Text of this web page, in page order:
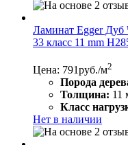
Ламинат Egger Дуб
33 класс 11 mm
Цена: 791руб./м2
Порода
Толщина: 11
Класс
Нет в наличии